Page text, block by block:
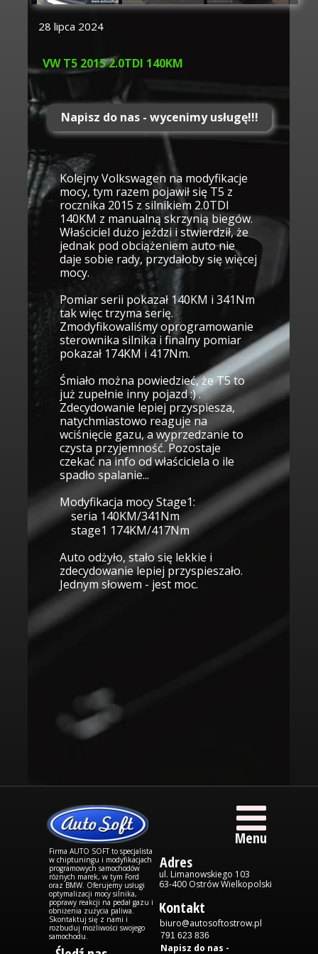
28 lipca 2024
Kolejny Volkswagen na modyfikacje
mocy, tym razem pojawił się T5 z
rocznika 2015 z silnikiem 2.0TDI
140KM z manualną skrzynią biegów.
Właściciel dużo jeździ i stwierdził, że
jednak pod obciążeniem auto nie
daje sobie rady, przydałoby się więcej
mocy.
Pomiar serii pokazał 140KM i 341Nm
tak więc trzyma serię.
Zmodyfikowaliśmy oprogramowanie
sterownika silnika i finalny pomiar
pokazał 174KM i 417Nm.
Śmiało można powiedzieć, że T5 to
już zupełnie inny pojazd :) .
Zdecydowanie lepiej przyspiesza,
natychmiastowo reaguje na
wciśnięcie gazu, a wyprzedzanie to
czysta przyjemność. Pozostaje
czekać na info od właściciela o ile
spadło spalanie...
Modyfikacja mocy Stage1:
seria 140KM/341Nm
stage1 174KM/417Nm
Auto odżyło, stało się lekkie i
zdecydowanie lepiej przyspieszało.
Jednym słowem - jest moc.
Kontakt
Napisz do nas -
Adres
Menu
Firma AUTO SOFT to specjalista
w chiptuningu i modyfikacjach
programowych samochodów
różnych marek, w tym Ford
oraz BMW. Oferujemy usługi
optymalizacji mocy silnika,
poprawy reakcji na pedał gazu i
obniżenia zużycia paliwa.
Skontaktuj się z nami i
rozbuduj możliwości swojego
samochodu.
biuro@autosoftostrow.pl
791 623 836
ul. Limanowskiego 103
63-400 Ostrów Wielkopolski
Napisz do nas - wycenimy usługę!!!
VW T5 2015 2.0TDI 140KM